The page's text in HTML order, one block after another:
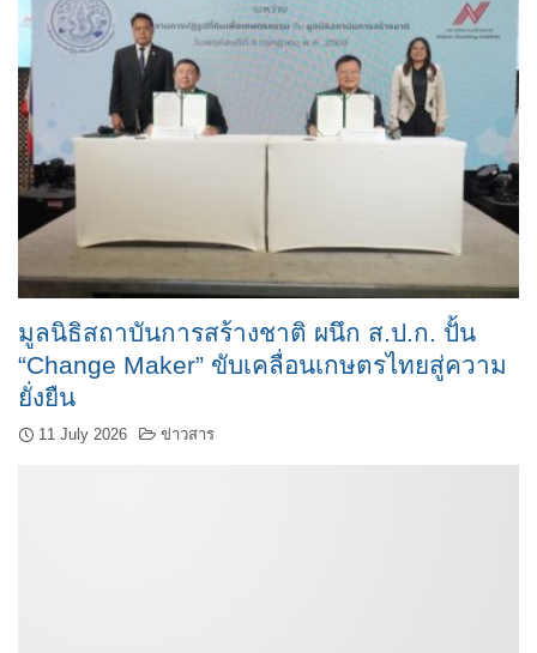
มูลนิธิสถาบันการสร้างชาติ ผนึก ส.ป.ก. ปั้น
“Change Maker” ขับเคลื่อนเกษตรไทยสู่ความ
ยั่งยืน
11 July 2026 ข่าวสาร